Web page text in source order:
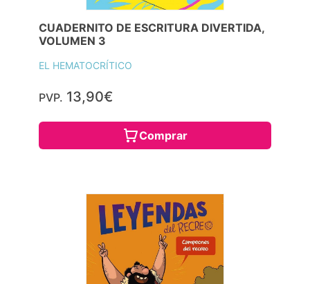
CUADERNITO DE ESCRITURA DIVERTIDA,
VOLUMEN 3
EL HEMATOCRÍTICO
PVP. 13,90€
Comprar